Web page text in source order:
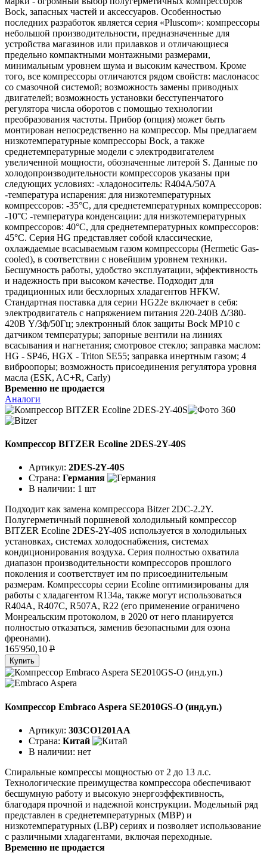
Bock, запасных частей и аксессуаров. Особенностью
последних разработок является серия «Pluscom»: компрессоры
небольшой производительности, предназначенные для
устройства магазинов или прилавков и отличающиеся
предельно компактными монтажными размерами,
минимальным уровнем шума и высоким качеством. Кроме
того, все компрессоры отличаются рядом свойств: маслонасос
со смазочной системой; возможность замены приводных
двигателей; возможность установки бесступенчатого
регулятора числа оборотов с помощью технологии
преобразования частоты. Прибор (опция) может быть
монтирован непосредственно на компрессор. Мы предлагаем
низкотемпературные компрессоры Bock, а также
среднетемпературные модели с электродвигателем
увеличенной мощности, обозначенные литерой S. Данные по
холодопроизводительности компрессоров указаны при
следующих условиях: -хладоноситель: R404A/507A
-температура испарения: для низкотемпературных
компрессоров: -35°C, для среднетемпературных компрессоров:
-10°C -температура конденсации: для низкотемпературных
компрессоров: 40°C, для среднетемпературных компрессоров:
45°C. Серия HG представляет собой классические,
охлаждаемые всасываемым газом компрессоры (Hermetic Gas-
cooled), в соответствии с новейшим уровнем техники.
Бесшумность работы, удобство эксплуатации, эффективность
и надежность при высоком качестве. Подходит для
традиционных или бесхлорных хладагентов HFKW.
Стандартная поставка для серии HG22e включает в себя:
электродвигатель с напряжением питания 220-240В ∆/380-
420В Y/3ф/50Гц; электронный блок защиты Bock MP10 с
датчиком температуры; запорные вентили на линиях
всасывания и нагнетания; смотровое стекло; заправка маслом:
HG - SP46, HGX - Triton SE55; заправка инертным газом; 4
виброопоры; возможность присоединения регулятора уровня
масла (ESK, AC+R, Carly)
Временно не продается
Аналоги
Компрессор BITZER Ecoline 2DES-2Y-40S
Артикул: 2DES-2Y-40S
Страна: Германия
В наличии: 1 шт
Подходит как замена компрессора Bitzer 2DC-2.2Y.
Полугерметичный поршневой холодильный компрессор
BITZER Ecoline 2DES-2Y-40S используется в холодильных
установках, системах холодоснабжения, системах
кондиционирования воздуха. Серия полностью охватила
диапазон производительности компрессоров прошлого
поколения и соответствует им по присоединительным
размерам. Компрессоры серии Ecoline оптимизированы для
работы с хладагентом R134a, также могут использоваться
R404A, R407C, R507A, R22 (его применение ограничено
Монреальским протоколом, в 2020 от него планируется
полностью отказаться, заменив безопасными для озона
фреонами).
165'950,10 P
Купить
Компрессор Embraco Aspera SE2010GS-O (инд.уп.)
Артикул: 303CO1201AA
Страна: Китай
В наличии: нет
Спиральные компрессы мощностью от 2 до 13 л.с.
Технологические преимущества компрессора обеспечивают
бесшумную работу и высокую энергоэффективность,
благодаря прочной и надежной конструкции. Модельный ряд
представлен в среднетемпературных (MBP) и
низкотемпературных (LBP) сериях и позволяет использование
с различными хладагентами, включая переходные.
Временно не продается